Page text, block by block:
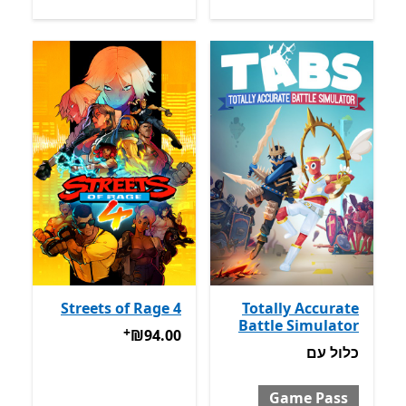
Totally Accurate
Battle Simulator
כלול עם Game Pass
כלול עם
Game Pass
Streets of Rage 4
‪₪94.00‬מבצעים על רכישת‪₪94.00‬
+